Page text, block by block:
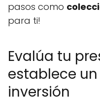
pasos como
para ti!
Evalúa tu
establece
inversión